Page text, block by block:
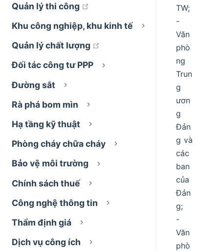
Quản lý thi công
Khu công nghiệp, khu kinh tế
Quản lý chất lượng
open in new window
Đối tác công tư PPP
Đường sắt
Rà phá bom mìn
Hạ tầng kỹ thuật
Phòng cháy chữa cháy
Bảo vệ môi trường
Chính sách thuế
Công nghệ thông tin
Thẩm định giá
Dịch vụ công ích
TW;
-
Văn
phò
ng
Trun
g
ươn
g
Đản
g và
các
ban
của
Đản
g;
-
Văn
phò